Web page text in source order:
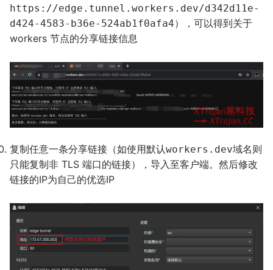
https://edge.tunnel.workers.dev/d342d11e-
d424-4583-b36e-524ab1f0afa4），可以得到关于
workers 节点的分享链接信息
复制任意一条分享链接（如使用默认workers.dev域名则
只能复制非 TLS 端口的链接），导入至客户端。然后修改
链接的IP为自己的优选IP